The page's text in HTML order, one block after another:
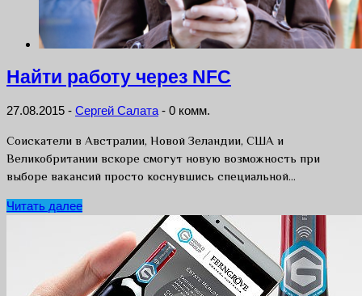
Найти работу через NFC
27.08.2015 - Сергей Салата - 0 комм.
Соискатели в Австралии, Новой Зеландии, США и
Великобритании вскоре cмогут новую возможность при
выборе вакансий просто коснувшись специальной…
Читать далее